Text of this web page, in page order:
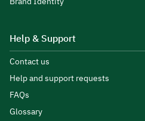
Help & Support
Contact us
Help and support requests
FAQs
Glossary